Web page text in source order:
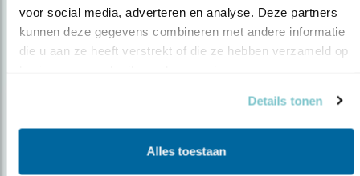
voor social media, adverteren en analyse. Deze partners
kunnen deze gegevens combineren met andere informatie
die u aan ze heeft verstrekt of die ze hebben verzameld op
Details tonen
Alles toestaan
Volg ons via social media